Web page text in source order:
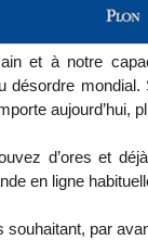
et à notre
désordre mondial.
aujourd’hui,
d’ores et
en ligne
souhaitant, par